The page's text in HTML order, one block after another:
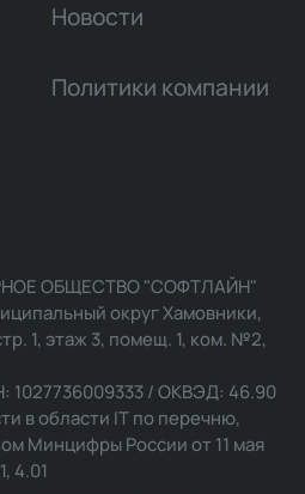
Новости
Политики компании
ОБЩЕСТВО "СОФТЛАЙН"
округ Хамовники,
1, этаж 3, помещ. 1, ком. №2,
1027736009333 / ОКВЭД: 46.90
в области IT по перечню,
Минцифры России от 11 мая
4.01